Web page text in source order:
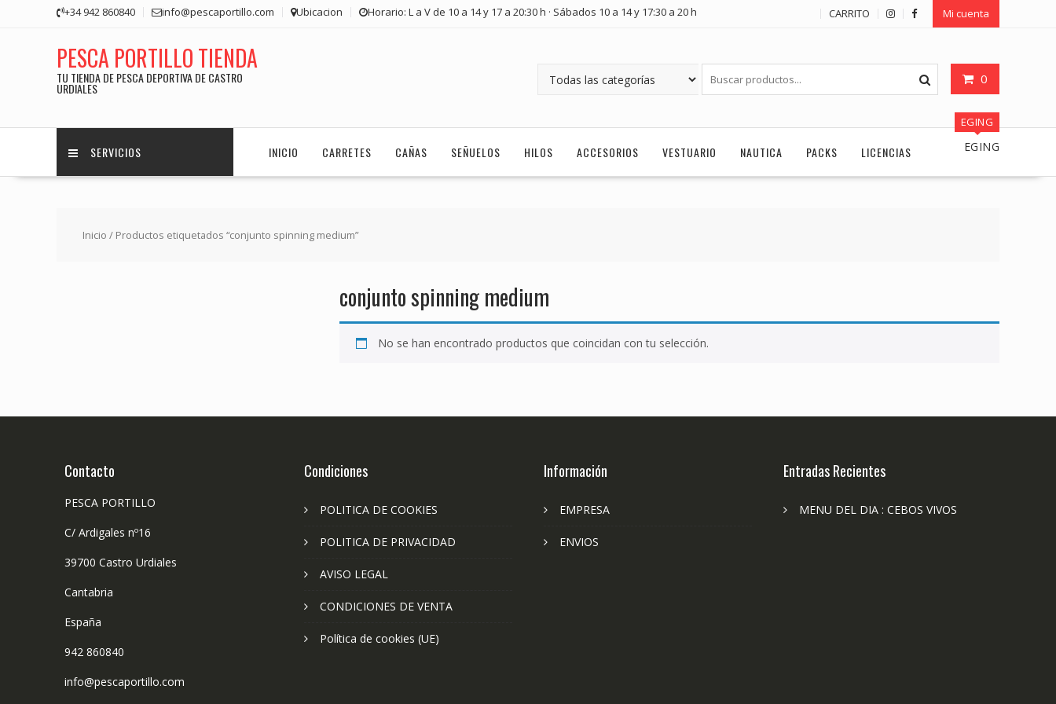
+34 942 860840 info@pescaportillo.com Ubicacion Horario: L a V de 10 a 14 y 17 a 20:30 h · Sábados 10 a 14 y 17:30 a 20 h CARRITO Mi cuenta
PESCA PORTILLO TIENDA
TU TIENDA DE PESCA DEPORTIVA DE CASTRO
URDIALES
0
SERVICIOS INICIO CARRETES CAÑAS SEÑUELOS HILOS ACCESORIOS VESTUARIO NAUTICA PACKS LICENCIAS
EGING
EGING
Inicio / Productos etiquetados “conjunto spinning medium”
conjunto spinning medium
No se han encontrado productos que coincidan con tu selección.
Contacto
PESCA PORTILLO
C/ Ardigales nº16
39700 Castro Urdiales
Cantabria
España
942 860840
info@pescaportillo.com
Condiciones
POLITICA DE COOKIES
POLITICA DE PRIVACIDAD
AVISO LEGAL
CONDICIONES DE VENTA
Política de cookies (UE)
Información
EMPRESA
ENVIOS
Entradas Recientes
MENU DEL DIA : CEBOS VIVOS